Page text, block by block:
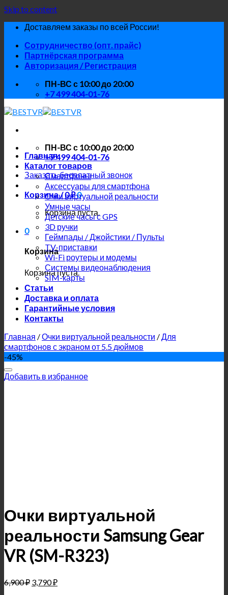
Skip to content
Доставляем заказы по всей России!
Сотрудничество (опт. прайс)
Партнёрская программа
Авторизация / Регистрация
ПН-ВС с 10:00 до 20:00
+7 499 404-01-76
ПН-ВС с 10:00 до 20:00
+7 499 404-01-76
Заказать бесплатный звонок
Корзина /0₽0
Корзина пуста.
0
Корзина
Корзина пуста.
Главная
Каталог товаров
Смартфоны
Аксессуары для смартфона
Очки виртуальной реальности
Умные часы
Детские часы с GPS
3D ручки
Геймпады / Джойстики / Пульты
TV-приставки
Wi-Fi роутеры и модемы
Системы видеонаблюдения
SIM-карты
Статьи
Доставка и оплата
Гарантийные условия
Контакты
Главная /Очки виртуальной реальности /Для
смартфонов с экраном от 5.5 дюймов
-45%
Добавить в избранное
Очки виртуальной
реальности Samsung Gear
VR (SM-R323)
6,900₽ 3,790₽